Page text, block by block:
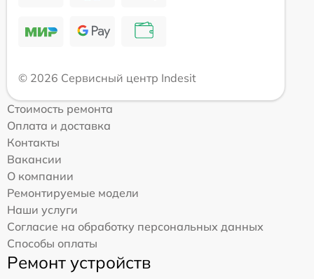
© 2026 Сервисный центр Indesit
Стоимость ремонта
Оплата и доставка
Контакты
Вакансии
О компании
Ремонтируемые модели
Наши услуги
Согласие на обработку персональных данных
Способы оплаты
Ремонт устройств